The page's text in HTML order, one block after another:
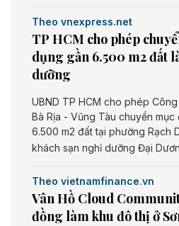
Theo vnexpress.net
TP HCM cho phép
dụng gần 6.500 m2 đất
dưỡng
UBND TP HCM cho phép
Bà Rịa - Vũng Tàu chuyển
6.500 m2 đất tại phường Rạch
khách sạn nghỉ dưỡng Đại
Theo vietnamfinance.vn
Vân Hồ Cloud
đồng làm khu đô thị ở